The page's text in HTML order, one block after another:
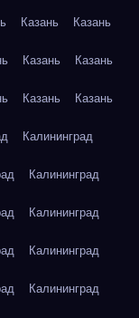
Казань Казань
Казань Казань
Казань Казань
Калининград
Калининград
Калининград
Калининград
Калининград